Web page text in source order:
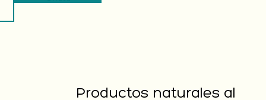
Productos naturales al